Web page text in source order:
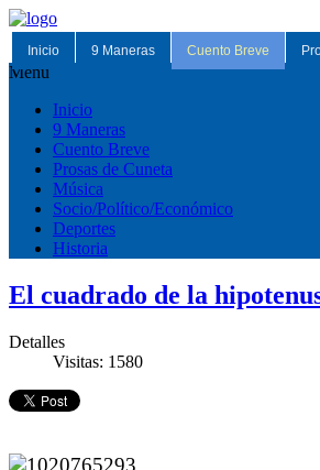
Inicio 9 Maneras Cuento Breve
Menu
Inicio
9 Maneras
Cuento Breve
Prosas de Cuneta
Música
Socio/Político/Económico
Deportes
Historia
El cuadrado de la
Detalles
Visitas: 1580